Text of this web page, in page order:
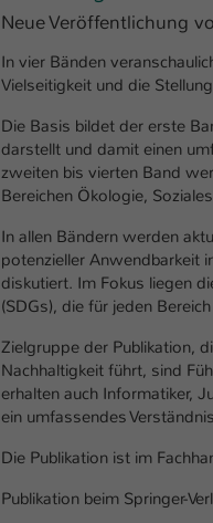
Neue Veröffentlichung
In vier Bänden
Vielseitigkeit und die
Die Basis bildet der erste
darstellt und damit einen
zweiten bis vierten Band
Bereichen Ökologie,
In allen Bändern werden
potenzieller Anwendbarkeit
diskutiert. Im Fokus liegen
(SDGs), die für jeden
Zielgruppe der Publikation,
Nachhaltigkeit führt, sind
erhalten auch Informatiker,
ein umfassendes
Die Publikation ist im
Publikation beim Springer-